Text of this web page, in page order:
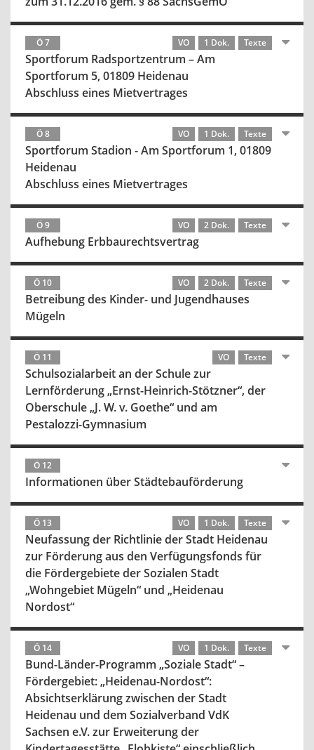
Ö 7 VO 1 Dok. Texte
Sportforum Radsportzentrum – Am
Sportforum 5, 01809 Heidenau
Abschluss eines Mietvertrages
Ö 8 VO 1 Dok. Texte
Sportforum Stadion - Am Sportforum 1, 01809
Heidenau
Abschluss eines Mietvertrages
Ö 9 VO 2 Dok. Texte
Aufhebung Erbbaurechtsvertrag
Ö 10 VO 2 Dok. Texte
Betreibung des Kinder- und Jugendhauses
Mügeln
Ö 11 VO Texte
Schulsozialarbeit an der Schule zur
Lernförderung „Ernst-Heinrich-Stötzner“, der
Oberschule „J. W. v. Goethe“ und am
Pestalozzi-Gymnasium
Ö 12
Informationen über Städtebauförderung
Ö 13 VO 1 Dok. Texte
Neufassung der Richtlinie der Stadt Heidenau
zur Förderung aus den Verfügungsfonds für
die Fördergebiete der Sozialen Stadt
„Wohngebiet Mügeln“ und „Heidenau
Nordost“
Ö 14 VO 1 Dok. Texte
Bund-Länder-Programm „Soziale Stadt“ –
Fördergebiet: „Heidenau-Nordost“:
Absichtserklärung zwischen der Stadt
Heidenau und dem Sozialverband VdK
Sachsen e.V. zur Erweiterung der